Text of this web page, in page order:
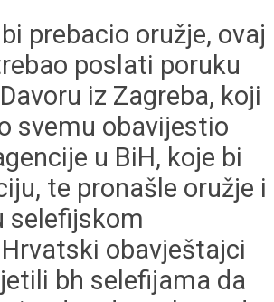
prebacio oružje, ovaj
poslati poruku
iz Zagreba, koji
svemu obavijestio
u BiH, koje bi
te pronašle oružje i
selefijskom
obavještajci
bh selefijama da